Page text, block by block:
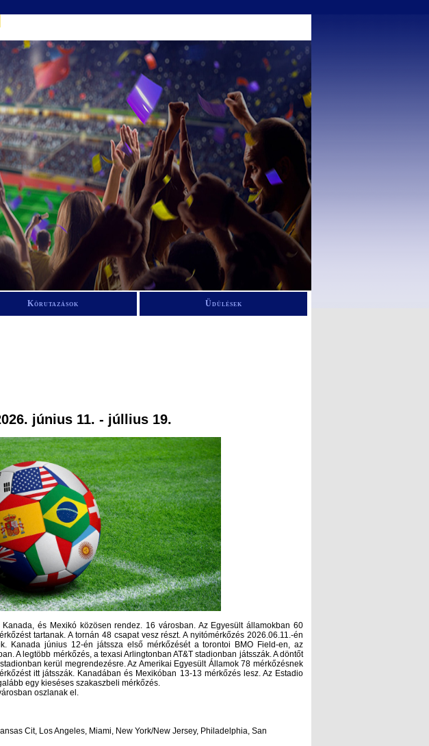
Körutazások Üdülések
június 11. - júllius 19.
és Mexikó közösen rendez. 16 városban. Az Egyesült államokban 60
tartanak. A tornán 48 csapat vesz részt. A nyitómérkőzés 2026.06.11.-én
Kanada június 12-én játssza első mérkőzését a torontoi BMO Field-en, az
A legtöbb mérkőzés, a texasi Arlingtonban AT&T stadionban játsszák. A döntőt
kerül megrendezésre. Az Amerikai Egyesült Államok 78 mérkőzésnek
itt játsszák. Kanadában és Mexikóban 13-13 mérkőzés lesz. Az Estadio
egy kieséses szakaszbeli mérkőzés.
oszlanak el.
Cit, Los Angeles, Miami, New York/New Jersey, Philadelphia, San